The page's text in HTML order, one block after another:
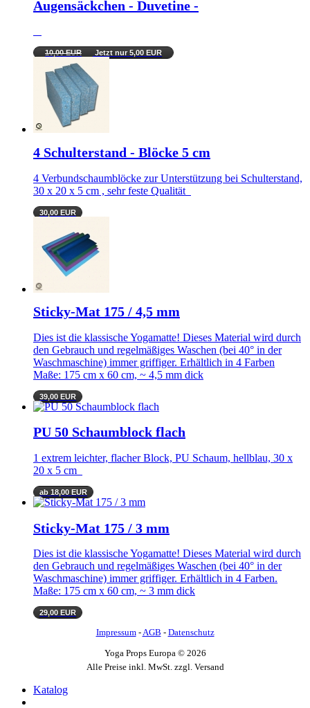
Augensäckchen - Duvetine -
10,00 EUR Jetzt nur 5,00 EUR
4 Schulterstand - Blöcke 5 cm
4 Verbundschaumblöcke zur Unterstützung bei Schulterstand,
30 x 20 x 5 cm , sehr feste Qualität
30,00 EUR
Sticky-Mat 175 / 4,5 mm
Dies ist die klassische Yogamatte! Dieses Material wird durch
den Gebrauch und regelmäßiges Waschen (bei 40° in der
Waschmaschine) immer griffiger. Erhältlich in 4 Farben
Maße: 175 cm x 60 cm, ~ 4,5 mm dick
39,00 EUR
PU 50 Schaumblock flach
1 extrem leichter, flacher Block, PU Schaum, hellblau, 30 x
20 x 5 cm
ab 18,00 EUR
Sticky-Mat 175 / 3 mm
Dies ist die klassische Yogamatte! Dieses Material wird durch
den Gebrauch und regelmäßiges Waschen (bei 40° in der
Waschmaschine) immer griffiger. Erhältlich in 4 Farben.
Maße: 175 cm x 60 cm, ~ 3 mm dick
29,00 EUR
Impressum-AGB - Datenschutz
Yoga Props Europa © 2026
Alle Preise inkl. MwSt. zzgl. Versand
Katalog